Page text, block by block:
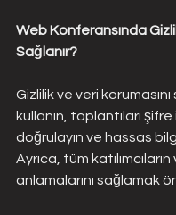
Web Konferansında
Sağlanır?
Gizlilik ve veri
kullanın, toplantıları şifre
doğrulayın ve hassas
Ayrıca, tüm
anlamalarını sağlamak